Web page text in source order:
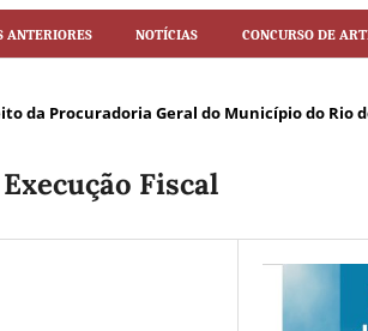
Anteriores Notícias Concurso de
da Procuradoria Geral do Município do Rio
Fiscal